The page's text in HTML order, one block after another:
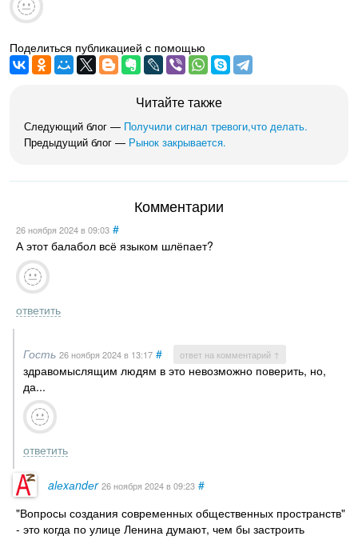
Поделиться публикацией с помощью
Читайте также
Следующий блог — Получили сигнал тревоги,что делать.
Предыдущий блог — Рынок закрывается.
Комментарии
26 ноября 2024в 09:03 #
А этот балабол всё языком шлёпает?
ответить
Гость 26 ноября 2024в 13:17 # ответ на комментарий ↑
здравомыслящим людям в это невозможно поверить, но,
да...
ответить
alеxаndеr 26 ноября 2024в 09:23 #
"Вопросы создания современных общественных пространств"
- это когда по улице Ленина думают, чем бы застроить